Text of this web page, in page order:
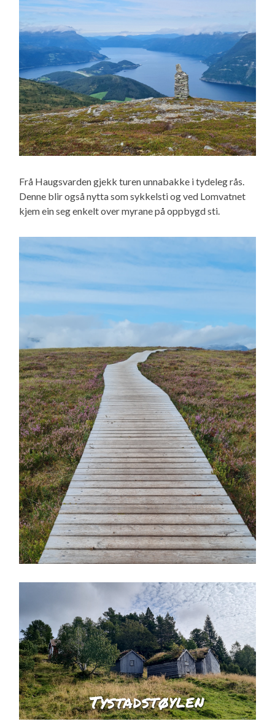
Frå Haugsvarden gjekk turen unnabakke i tydeleg rås.
Denne blir også nytta som sykkelsti og ved Lomvatnet
kjem ein seg enkelt over myrane på oppbygd sti.